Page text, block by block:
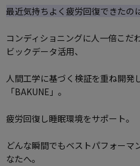
最近気持ちよく疲労回復できたの
コンディショニングに人一倍こだ
ビックデータ活用、
人間工学に基づく検証を重ね開発
「BAKUNE」。
疲労回復し睡眠環境をサポート。
どんな瞬間でもベストパフォー
なたへ。